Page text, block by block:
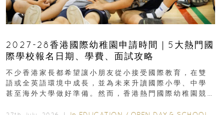
2027-28香港國際幼稚園申請時間｜5大熱門國
際學校報名日期、學費、面試攻略
不少香港家長都希望讓小朋友從小接受國際教育，在雙
語或全英語環境中成長，並為未來升讀國際小學、中學
甚至海外大學做好準備。然而，香港熱門國際幼稚園競